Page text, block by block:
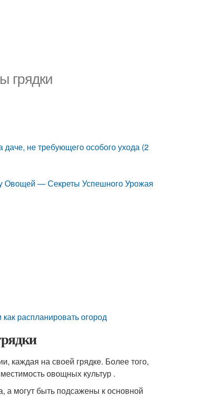
грядки
даче, не требующего особого ухода (2
Овощей — Секреты Успешного Урожая
распланировать огород
каждая на своей грядке. Более того,
овощных культур .
а могут быть подсажены к основной